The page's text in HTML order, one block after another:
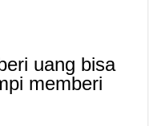
uang bisa
memberi